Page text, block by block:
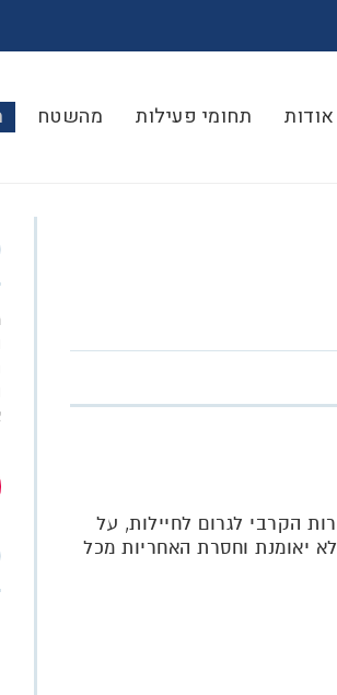
אודות תחומי פעילות מהשטח
הקרבי לגרום לחיילות, על
יאומנת וחסרת האחריות מכל